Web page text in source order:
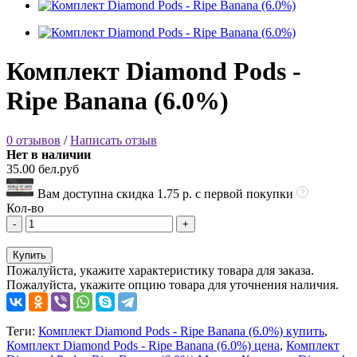
Комплект Diamond Pods -
Ripe Banana (6.0%)
0 отзывов /Написать отзыв
Нет в наличии
35.00 бел.руб
Вам доступна скидка 1.75 р. с первой покупки
Кол-во
- +
Купить
Пожалуйста, укажите характеристику товара для заказа.
Пожалуйста, укажите опцию товара для уточнения наличия.
Теги: Комплект Diamond Pods - Ripe Banana (6.0%) купить,
Комплект Diamond Pods - Ripe Banana (6.0%) цена, Комплект